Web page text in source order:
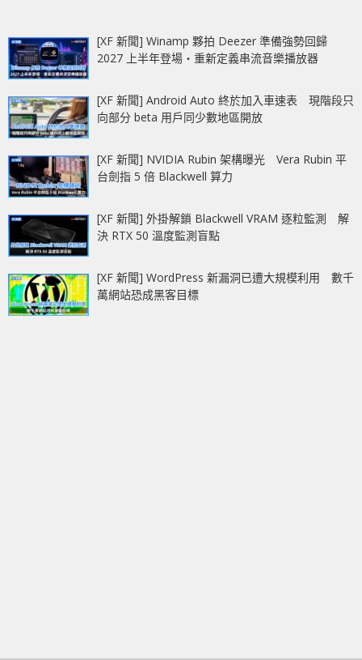
[XF 新聞] Winamp 夥拍 Deezer 準備強勢回歸
2027 上半年登場‧重新定義串流音樂播放器
[XF 新聞] Android Auto 終於加入車速表 現階段只
向部分 beta 用戶同少數地區開放
[XF 新聞] NVIDIA Rubin 架構曝光 Vera Rubin 平
台劍指 5 倍 Blackwell 算力
[XF 新聞] 外掛解鎖 Blackwell VRAM 逐粒監測 解
決 RTX 50 溫度監測盲點
[XF 新聞] WordPress 新漏洞已遭大規模利用 數千
萬網站恐成黑客目標